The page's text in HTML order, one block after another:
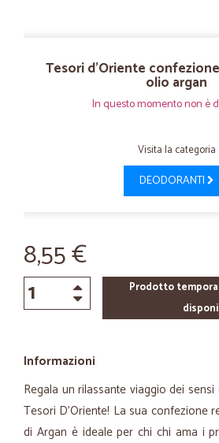
Tesori d'Oriente
olio argan
In questo momento non è
Visita la categoria
DEODORANTI
8,55 €
Prodotto
Informazioni
Regala un rilassante viaggio dei
Tesori D’Oriente! La sua confezione
di Argan è ideale per chi chi ama i